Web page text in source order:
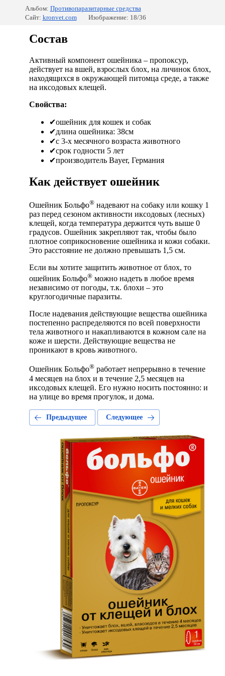
Альбом: Противопаразитарные средства
Сайт: kronvet.com Изображение: 18/36
Состав
Активный компонент ошейника – пропоксур,
действует на вшей, взрослых блох, на личинок блох,
находящихся в окружающей питомца среде, а также
на иксодовых клещей.
Свойства:
✔ошейник для кошек и собак
✔длина ошейника: 38см
✔с 3-х месячного возраста животного
✔срок годности 5 лет
✔производитель Bayer, Германия
Как действует ошейник
Ошейник Больфо® надевают на собаку или кошку 1
раз перед сезоном активности иксодовых (лесных)
клещей, когда температура держится чуть выше 0
градусов. Ошейник закрепляют так, чтобы было
плотное соприкосновение ошейника и кожи собаки.
Это расстояние не должно превышать 1,5 см.
Если вы хотите защитить животное от блох, то
ошейник Больфо® можно надеть в любое время
независимо от погоды, т.к. блохи – это
круглогодичные паразиты.
После надевания действующие вещества ошейника
постепенно распределяются по всей поверхности
тела животного и накапливаются в кожном сале на
коже и шерсти. Действующие вещества не
проникают в кровь животного.
Ошейник Больфо® работает непрерывно в течение
4 месяцев на блох и в течение 2,5 месяцев на
иксодовых клещей. Его нужно носить постоянно: и
на улице во время прогулок, и дома.
Предыдущее Следующее